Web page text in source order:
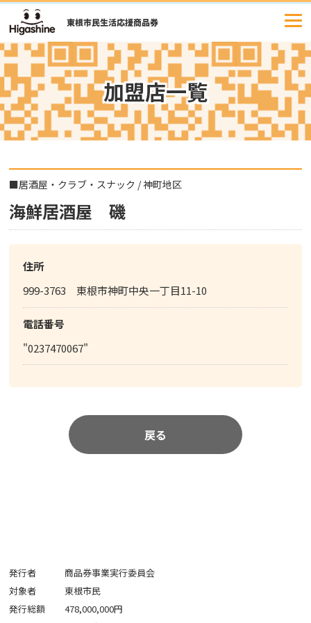
コ
ン
テ
ン
ツ
へ
ス
キ
ッ
加盟店一覧
■居酒屋・クラブ・スナック /神町地区
海鮮居酒屋 磯
住所
999-3763 東根市神町中央一丁目11-10
電話番号
"0237470067"
戻る
発行者
商品券事業実行委員会
対象者
東根市民
発行総額
478,000,000円